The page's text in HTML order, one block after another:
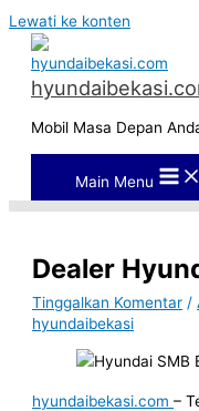
Lewati ke konten
Mobil Masa Depan
Main Menu
Dealer
Tinggalkan Komentar /
hyundaibekasi
hyundaibekasi.com–